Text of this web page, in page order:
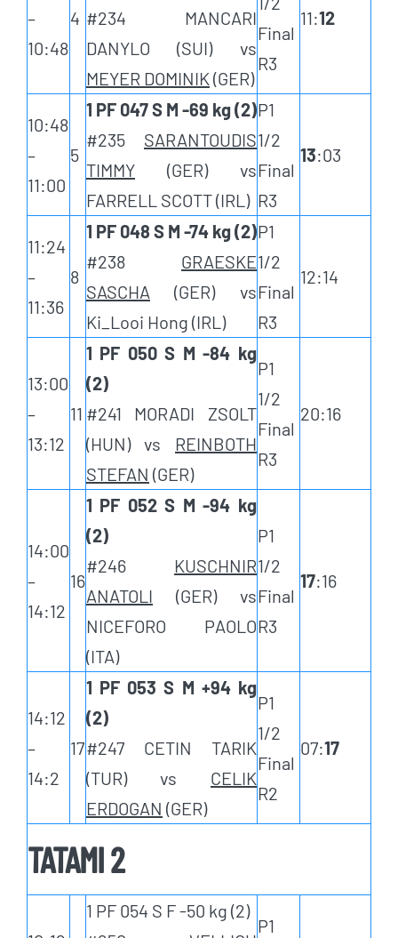
–
10:48
4 #234 MANCARI
DANYLO (SUI) vs
MEYER DOMINIK (GER)
Final
R3
11:12
10:48
–
11:00
5
1 PF 047 S M -69 kg (2)
#235 SARANTOUDIS
TIMMY(GER) vs
FARRELL SCOTT (IRL)
P1
1/2
Final
R3
13:03
11:24
–
11:36
8
1 PF 048 S M -74 kg (2)
#238 GRAESKE
SASCHA (GER) vs
Ki_Looi Hong (IRL)
P1
1/2
Final
R3
12:14
13:00
–
13:12
11
1 PF 050 S M -84 kg
(2)
#241 MORADI ZSOLT
(HUN) vs REINBOTH
STEFAN (GER)
P1
1/2
Final
R3
20:16
14:00
–
14:12
16
1 PF 052 S M -94 kg
(2)
#246 KUSCHNIR
ANATOLI (GER) vs
NICEFORO PAOLO
(ITA)
P1
1/2
Final
R3
17:16
14:12
–
14:2
17
1 PF 053 S M +94 kg
(2)
#247 CETIN TARIK
(TUR) vs CELIK
ERDOGAN (GER)
P1
1/2
Final
R2
07:17
TATAMI 2
1 PF 054 S F -50 kg (2)
P1